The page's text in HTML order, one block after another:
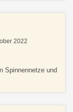
2022
Spinnennetze und